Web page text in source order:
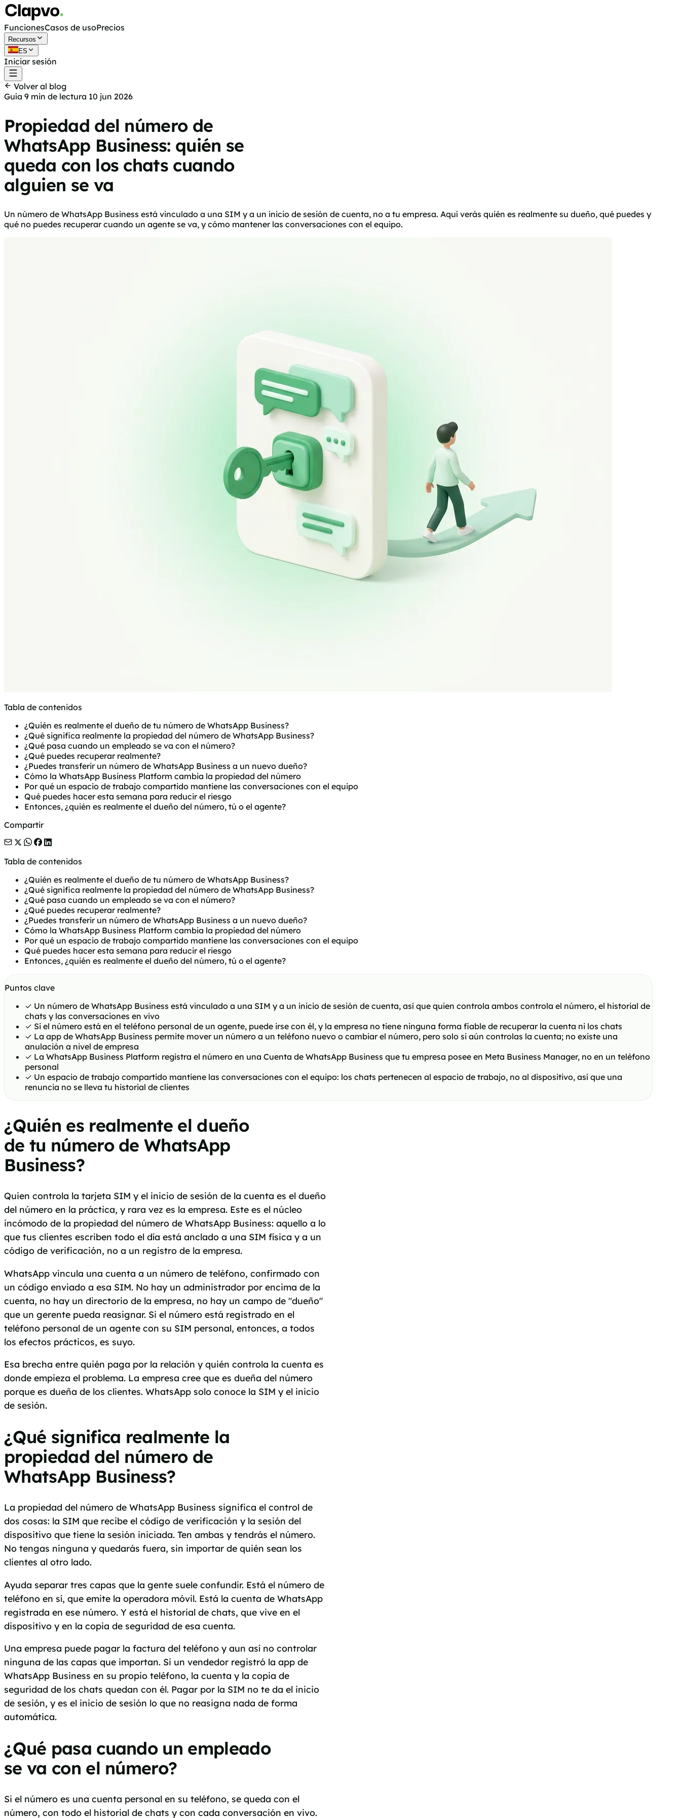
FuncionesCasos de usoPrecios
Recursos
ES
Iniciar sesión
Volver al blog
Guía 9 min de lectura 10 jun 2026
Propiedad del número de
WhatsApp Business: quién se
queda con los chats cuando
alguien se va
Un número de WhatsApp Business está vinculado a una SIM y a un inicio de sesión de cuenta, no a tu empresa. Aquí verás quién es realmente su dueño, qué puedes y
qué no puedes recuperar cuando un agente se va, y cómo mantener las conversaciones con el equipo.
Tabla de contenidos
¿Quién es realmente el dueño de tu número de WhatsApp Business?
¿Qué significa realmente la propiedad del número de WhatsApp Business?
¿Qué pasa cuando un empleado se va con el número?
¿Qué puedes recuperar realmente?
¿Puedes transferir un número de WhatsApp Business a un nuevo dueño?
Cómo la WhatsApp Business Platform cambia la propiedad del número
Por qué un espacio de trabajo compartido mantiene las conversaciones con el equipo
Qué puedes hacer esta semana para reducir el riesgo
Entonces, ¿quién es realmente el dueño del número, tú o el agente?
Compartir
Tabla de contenidos
¿Quién es realmente el dueño de tu número de WhatsApp Business?
¿Qué significa realmente la propiedad del número de WhatsApp Business?
¿Qué pasa cuando un empleado se va con el número?
¿Qué puedes recuperar realmente?
¿Puedes transferir un número de WhatsApp Business a un nuevo dueño?
Cómo la WhatsApp Business Platform cambia la propiedad del número
Por qué un espacio de trabajo compartido mantiene las conversaciones con el equipo
Qué puedes hacer esta semana para reducir el riesgo
Entonces, ¿quién es realmente el dueño del número, tú o el agente?
Puntos clave
✓ Un número de WhatsApp Business está vinculado a una SIM y a un inicio de sesión de cuenta, así que quien controla ambos controla el número, el historial de
chats y las conversaciones en vivo
✓ Si el número está en el teléfono personal de un agente, puede irse con él, y la empresa no tiene ninguna forma fiable de recuperar la cuenta ni los chats
✓ La app de WhatsApp Business permite mover un número a un teléfono nuevo o cambiar el número, pero solo si aún controlas la cuenta; no existe una
anulación a nivel de empresa
✓ La WhatsApp Business Platform registra el número en una Cuenta de WhatsApp Business que tu empresa posee en Meta Business Manager, no en un teléfono
personal
✓ Un espacio de trabajo compartido mantiene las conversaciones con el equipo: los chats pertenecen al espacio de trabajo, no al dispositivo, así que una
renuncia no se lleva tu historial de clientes
¿Quién es realmente el dueño
de tu número de WhatsApp
Business?
Quien controla la tarjeta SIM y el inicio de sesión de la cuenta es el dueño
del número en la práctica, y rara vez es la empresa. Este es el núcleo
incómodo de la propiedad del número de WhatsApp Business: aquello a lo
que tus clientes escriben todo el día está anclado a una SIM física y a un
código de verificación, no a un registro de la empresa.
WhatsApp vincula una cuenta a un número de teléfono, confirmado con
un código enviado a esa SIM. No hay un administrador por encima de la
cuenta, no hay un directorio de la empresa, no hay un campo de "dueño"
que un gerente pueda reasignar. Si el número está registrado en el
teléfono personal de un agente con su SIM personal, entonces, a todos
los efectos prácticos, es suyo.
Esa brecha entre quién paga por la relación y quién controla la cuenta es
donde empieza el problema. La empresa cree que es dueña del número
porque es dueña de los clientes. WhatsApp solo conoce la SIM y el inicio
de sesión.
¿Qué significa realmente la
propiedad del número de
WhatsApp Business?
La propiedad del número de WhatsApp Business significa el control de
dos cosas: la SIM que recibe el código de verificación y la sesión del
dispositivo que tiene la sesión iniciada. Ten ambas y tendrás el número.
No tengas ninguna y quedarás fuera, sin importar de quién sean los
clientes al otro lado.
Ayuda separar tres capas que la gente suele confundir. Está el número de
teléfono en sí, que emite la operadora móvil. Está la cuenta de WhatsApp
registrada en ese número. Y está el historial de chats, que vive en el
dispositivo y en la copia de seguridad de esa cuenta.
Una empresa puede pagar la factura del teléfono y aun así no controlar
ninguna de las capas que importan. Si un vendedor registró la app de
WhatsApp Business en su propio teléfono, la cuenta y la copia de
seguridad de los chats quedan con él. Pagar por la SIM no te da el inicio
de sesión, y es el inicio de sesión lo que no reasigna nada de forma
automática.
¿Qué pasa cuando un empleado
se va con el número?
Si el número es una cuenta personal en su teléfono, se queda con el
número, con todo el historial de chats y con cada conversación en vivo.